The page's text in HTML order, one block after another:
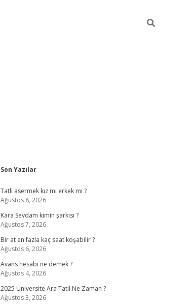
Sidebar
Son Yazılar
Tatli asermek kız mı erkek mi ?
Ağustos 8, 2026
Kara Sevdam kimin şarkısı ?
Ağustos 7, 2026
Bir at en fazla kaç saat koşabilir ?
Ağustos 6, 2026
Avans hesabı ne demek ?
Ağustos 4, 2026
2025 Üniversite Ara Tatil Ne Zaman ?
Ağustos 3, 2026